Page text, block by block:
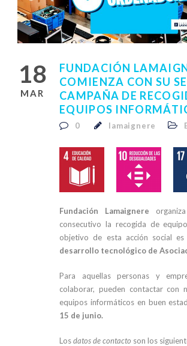
18
MAR
FUNDACIÓN
COMIENZA CON SU
CAMPAÑA DE
EQUIPOS
0 lamaignere
Fundación Lamaignere
consecutivo la recogida de
objetivo de esta acción social
desarrollo tecnológico de
Para aquellas personas y
colaborar, pueden contactar con
equipos informáticos en buen
15 de junio.
Losdatos de contacto son los